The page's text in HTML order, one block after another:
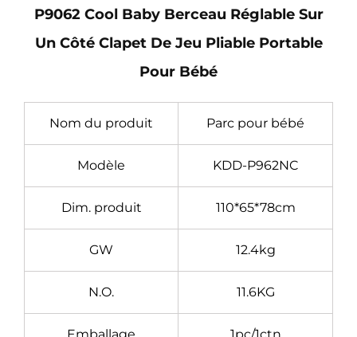
P9062 Cool Baby Berceau Réglable Sur
Un Côté Clapet De Jeu Pliable Portable
Pour Bébé
Nom du produit Parc pour bébé
Modèle KDD-P962NC
Dim. produit 110*65*78cm
GW 12.4kg
N.O. 11.6KG